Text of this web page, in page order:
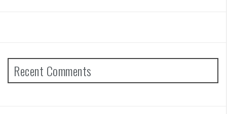
Recent Comments